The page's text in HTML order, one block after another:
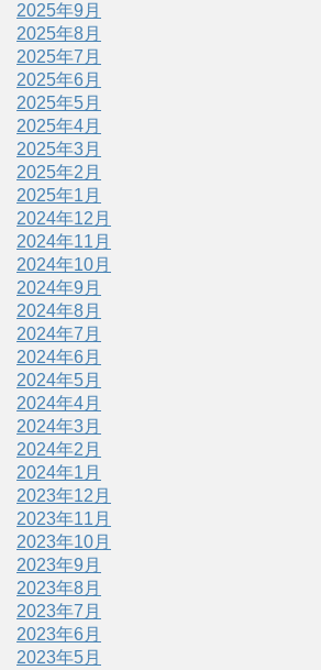
2025年9月
2025年8月
2025年7月
2025年6月
2025年5月
2025年4月
2025年3月
2025年2月
2025年1月
2024年12月
2024年11月
2024年10月
2024年9月
2024年8月
2024年7月
2024年6月
2024年5月
2024年4月
2024年3月
2024年2月
2024年1月
2023年12月
2023年11月
2023年10月
2023年9月
2023年8月
2023年7月
2023年6月
2023年5月